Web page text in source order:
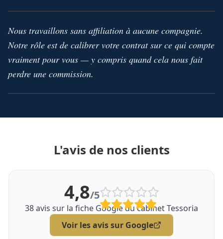
Nous travaillons sans affiliation à aucune compagnie.
Notre rôle est de calibrer votre contrat sur ce qui compte
vraiment pour vous — y compris quand cela nous fait
perdre une commission.
L'avis de nos clients
4,8/5
38avis sur la fiche Google du cabinet Tessoria
Voir les avis sur Google